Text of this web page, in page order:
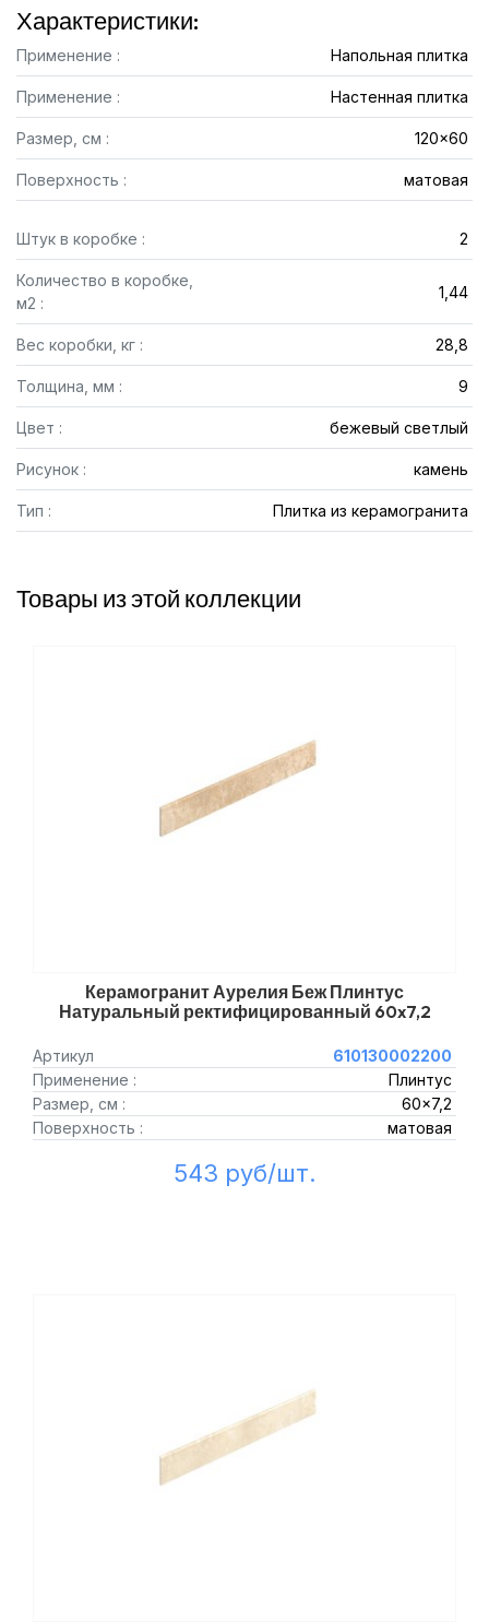
Характеристики:
Применение : Напольная плитка
Применение : Настенная плитка
Размер, см : 120x60
Поверхность : матовая
Штук в коробке : 2
Количество в коробке,
м2 :
1,44
Вес коробки, кг : 28,8
Толщина, мм : 9
Цвет : бежевый светлый
Рисунок : камень
Тип : Плитка из керамогранита
Товары из этой коллекции
Керамогранит Аурелия Беж Плинтус
Натуральный ректифицированный 60x7,2
Артикул
610130002200
Применение :
Плинтус
Размер, см :
60x7,2
Поверхность :
матовая
543 руб/шт.